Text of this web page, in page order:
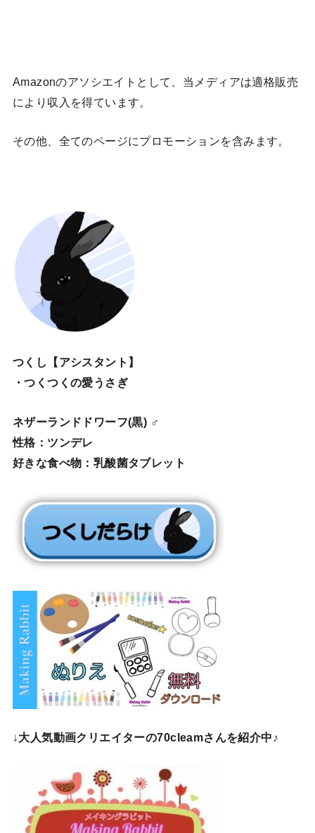
Amazonのアソシエイトとして、当メディアは適格販売
により収入を得ています。
その他、全てのページにプロモーションを含みます。
つくし【アシスタント】
・つくつくの愛うさぎ
ネザーランドドワーフ(黒) ♂
性格：ツンデレ
好きな食べ物：乳酸菌タブレット
↓大人気動画クリエイターの70cleamさんを紹介中♪